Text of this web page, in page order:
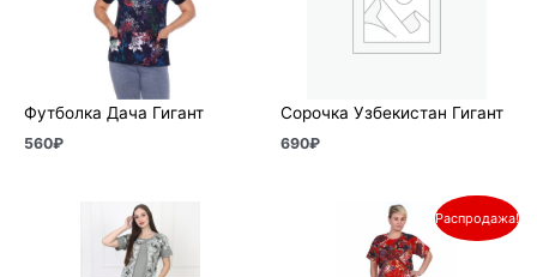
Футболка Дача Гигант
560₽
Сорочка Узбекистан Гигант
690₽
Распродажа!
Первоначальная
составляла
Текущая
цена:
350₽.